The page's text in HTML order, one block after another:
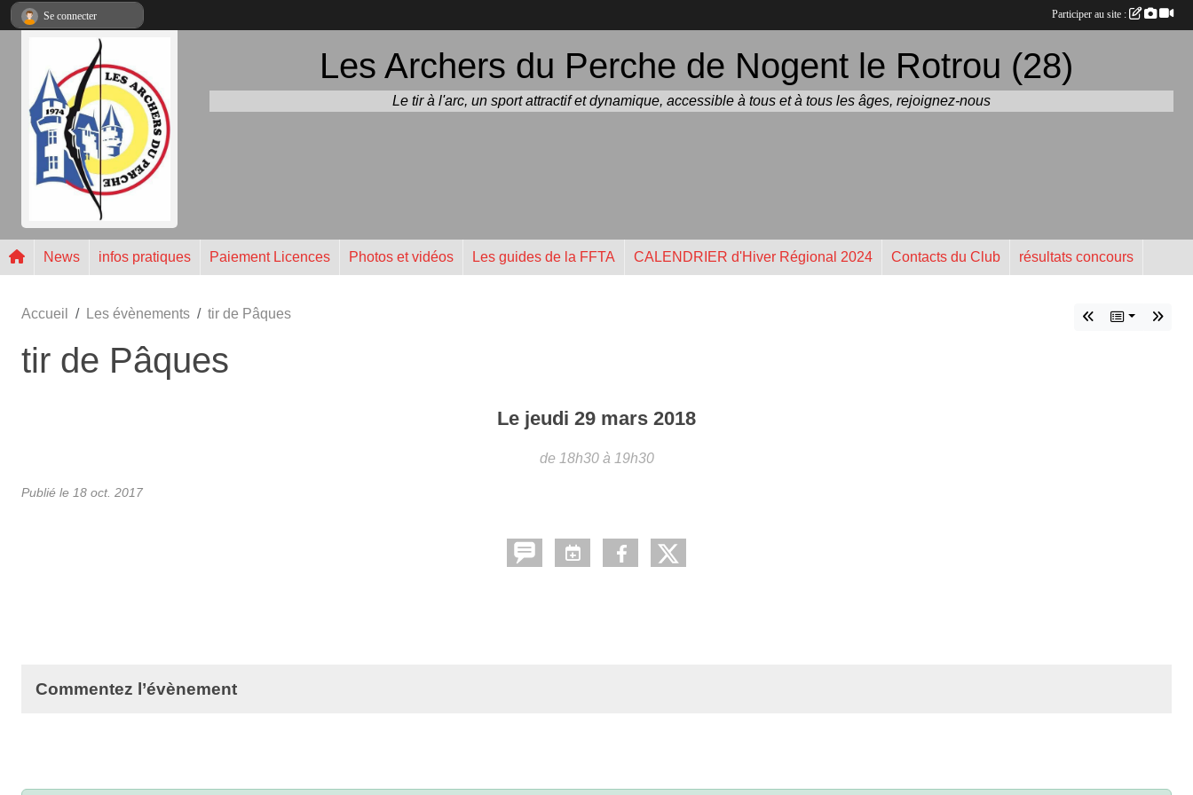
Les Archers du Perche de Nogent le Rotrou (28)
Le tir à l'arc, un sport attractif et dynamique, accessible à tous et à tous les âges, rejoignez-nous
News infos pratiques Paiement Licences Photos et vidéos Les guides de la FFTA CALENDRIER d'Hiver Régional 2024 Contacts du Club résultats concours
Accueil Les évènements tir de Pâques
tir de Pâques
Le jeudi 29 mars 2018
de 18h30 à 19h30
Publié le 18 oct. 2017
Commentez l’évènement
Se connecter Participer au site :
Panneau de gestion des cookies